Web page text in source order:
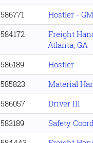
586771
Hostler -
584172
Freight
Atlanta, GA
586189 Hostler
585823
Material
586057
Driver III
583189
Safety